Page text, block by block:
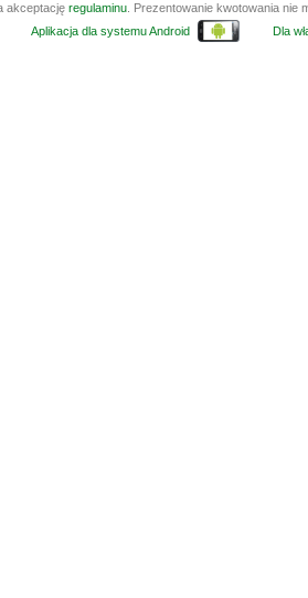
akceptację regulaminu . Prezentowanie kwotowania
Aplikacja dla systemu Android Dla